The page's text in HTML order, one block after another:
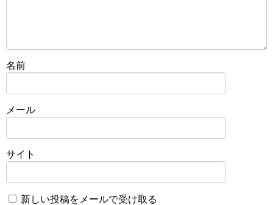
名前
メール
サイト
新しい投稿をメールで受け取る